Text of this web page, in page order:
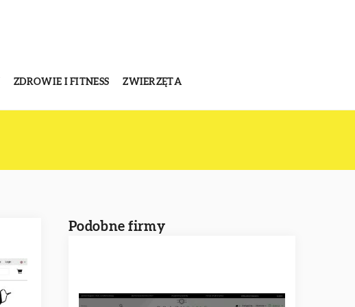
ZDROWIE I FITNESS ZWIERZĘTA
Podobne firmy